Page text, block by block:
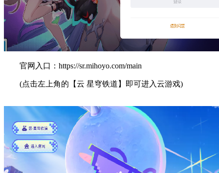
官网入口：https://sr.mihoyo.com/main
(点击左上角的【云 星穹铁道】即可进入云游戏)